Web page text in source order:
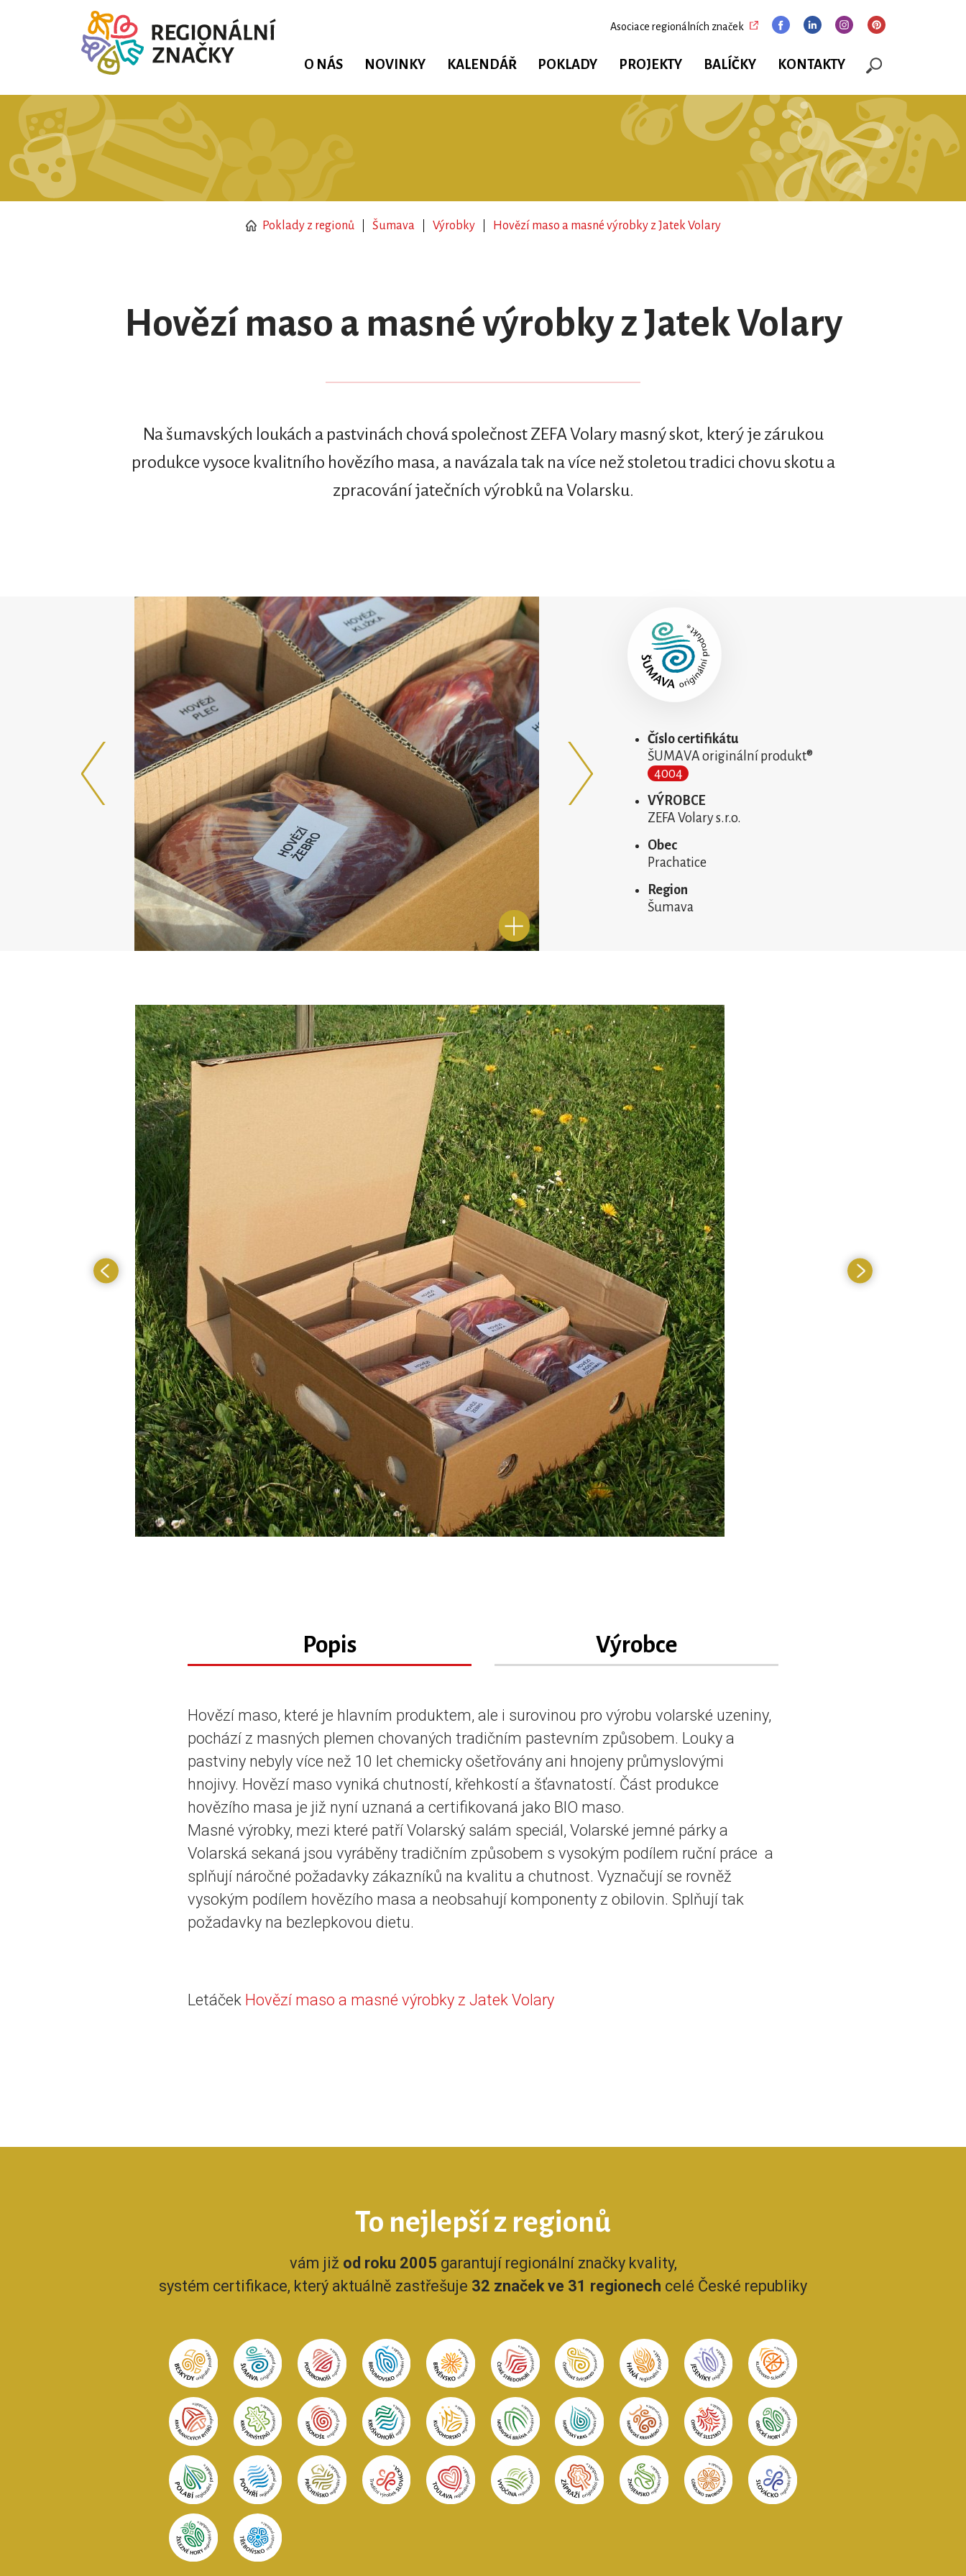
Asociace regionálních značek
O NÁS NOVINKY KALENDÁŘ POKLADY PROJEKTY BALÍČKY KONTAKTY
Poklady z regionů Šumava Výrobky Hovězí maso a masné výrobky z Jatek Volary
Hovězí maso a masné výrobky z Jatek Volary
Na šumavských loukách a pastvinách chová společnost ZEFA Volary masný skot, který je zárukou
produkce vysoce kvalitního hovězího masa, a navázala tak na více než stoletou tradici chovu skotu a
zpracování jatečních výrobků na Volarsku.
Číslo certifikátu
ŠUMAVA originální produkt®
4004
VÝROBCE
ZEFA Volary s.r.o.
Obec
Prachatice
Region
Šumava
Popis Výrobce
Hovězí maso, které je hlavním produktem, ale i surovinou pro výrobu volarské uzeniny,
pochází z masných plemen chovaných tradičním pastevním způsobem. Louky a
pastviny nebyly více než 10 let chemicky ošetřovány ani hnojeny průmyslovými
hnojivy. Hovězí maso vyniká chutností, křehkostí a šťavnatostí. Část produkce
hovězího masa je již nyní uznaná a certifikovaná jako BIO maso.
Masné výrobky, mezi které patří Volarský salám speciál, Volarské jemné párky a
Volarská sekaná jsou vyráběny tradičním způsobem s vysokým podílem ruční práce a
splňují náročné požadavky zákazníků na kvalitu a chutnost. Vyznačují se rovněž
vysokým podílem hovězího masa a neobsahují komponenty z obilovin. Splňují tak
požadavky na bezlepkovou dietu.
Letáček Hovězí maso a masné výrobky z Jatek Volary
To nejlepší z regionů
vám již od roku 2005 garantují regionální značky kvality,
systém certifikace, který aktuálně zastřešuje 32 značek ve 31 regionech celé České republiky